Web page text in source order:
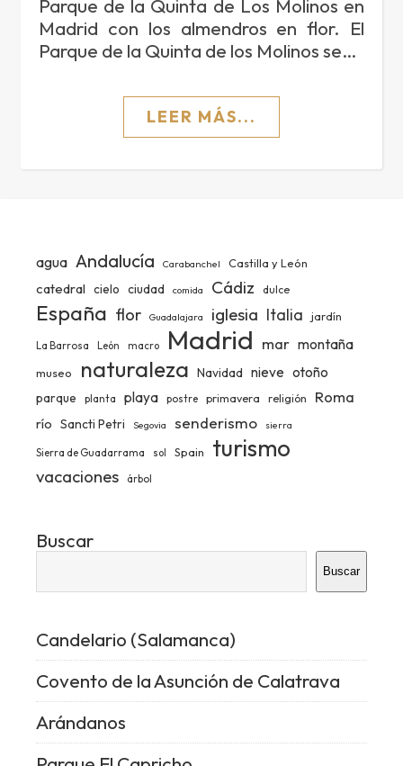
Parque de la Quinta de Los Molinos en
Madrid con los almendros en flor. El
Parque de la Quinta de los Molinos se…
LEER MÁS...
agua Andalucía Carabanchel Castilla y León
catedral cielo ciudad comida Cádiz dulce
España flor Guadalajara iglesia Italia jardín
La Barrosa León macro Madrid mar montaña
museo naturaleza Navidad nieve otoño
parque planta playa postre primavera religión Roma
río Sancti Petri Segovia senderismo sierra
Sierra de Guadarrama sol Spain turismo
vacaciones árbol
Buscar
Buscar
Candelario (Salamanca)
Covento de la Asunción de Calatrava
Arándanos